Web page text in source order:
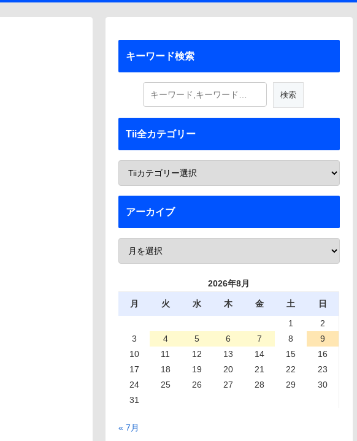
キーワード検索
Tii全カテゴリー
アーカイブ
2026年8月
月 火 水 木 金 土
日
1
2
3
4 5 6 7 8
9
10
11 12 13 14 15
16
17
18 19 20 21 22
23
24
25 26 27 28 29
30
31
« 7月